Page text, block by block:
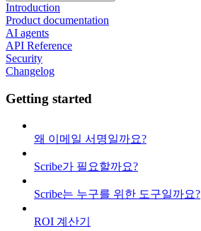
Introduction
Product documentation
AI agents
API Reference
Security
Changelog
Getting started
왜 이메일 서명일까요?
Scribe가 필요할까요?
Scribe는 누구를 위한 도구일까요?
ROI 계산기